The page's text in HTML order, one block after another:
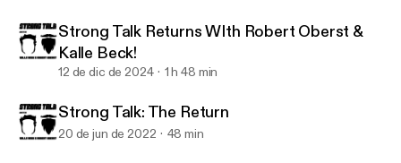
Strong Talk Returns WIth Robert Oberst &
Kalle Beck!
12 de dic de 2024 1 h 48 min
Strong Talk: The Return
20 de jun de 2022 48 min